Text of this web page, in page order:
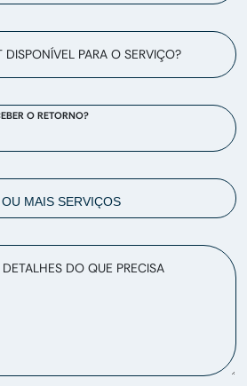
PARA O SERVIÇO?
O RETORNO?
DO QUE PRECISA